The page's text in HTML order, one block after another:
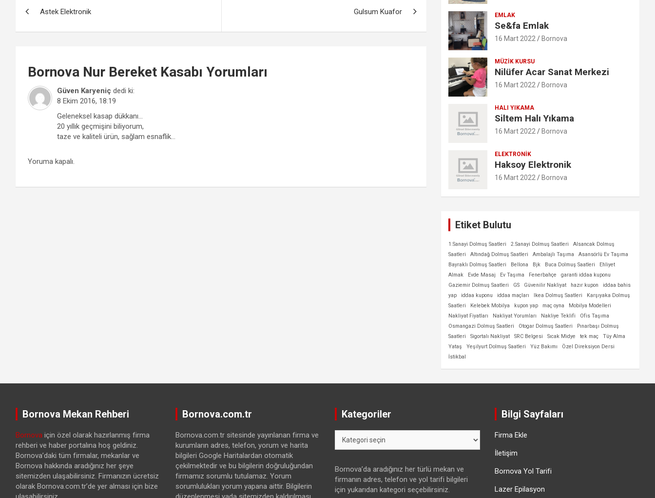
Astek Elektronik Gulsum Kuafor
Bornova Nur Bereket Kasabı Yorumları
Güven Karyeniç dedi ki:
8 Ekim 2016, 18:19
Geleneksel kasap dükkanı…
20 yıllık geçmişini biliyorum,
taze ve kaliteli ürün, sağlam esnaflik…
Yoruma kapalı.
EMLAK
Se&fa Emlak
16 Mart 2022 Bornova
MÜZIK KURSU
Nilüfer Acar Sanat Merkezi
16 Mart 2022 Bornova
HALI YIKAMA
Siltem Halı Yıkama
16 Mart 2022 Bornova
ELEKTRONIK
Haksoy Elektronik
16 Mart 2022 Bornova
Etiket Bulutu
1.Sanayi Dolmuş Saatleri 2.Sanayi Dolmuş Saatleri
Alsancak Dolmuş
Saatleri
Altındağ Dolmuş Saatleri Ambalajlı Taşıma
Asansörlü Ev Taşıma
Bayraklı Dolmuş Saatleri
Bellona Bjk Buca Dolmuş Saatleri
Ehliyet
Almak
Evde Masaj Ev Taşıma Fenerbahçe
garanti iddaa kuponu
Gaziemir Dolmuş Saatleri
GS Güvenilir Nakliyat hazır kupon
iddaa bahis
yap
iddaa kuponu iddaa maçları Ikea Dolmuş Saatleri
Karşıyaka Dolmuş
Saatleri
Kelebek Mobilya kupon yap maç oyna
Mobilya Modelleri
Nakliyat Fiyatları
Nakliyat Yorumları Nakliye Teklifi
Ofis Taşıma
Osmangazi Dolmuş Saatleri
Otogar Dolmuş Saatleri
Pınarbaşı Dolmuş
Saatleri
Sigortalı Nakliyat SRC Belgesi Sıcak Midye tek maç
Tüy Alma
Yataş
Yeşilyurt Dolmuş Saatleri Yüz Bakımı
Özel Direksiyon Dersi
İstikbal
Bornova Mekan Rehberi
Bornova için özel olarak hazırlanmış firma
rehberi ve haber portalına hoş geldiniz.
Bornova’daki tüm firmalar, mekanlar ve
Bornova hakkında aradığınız her şeye
sitemizden ulaşabilirsiniz. Firmanızın ücretsiz
olarak Bornova.com.tr’de yer alması için bize
Bornova.com.tr
Bornova.com.tr sitesinde yayınlanan firma ve
kurumların adres, telefon, yorum ve harita
bilgileri Google Haritalardan otomatik
çekilmektedir ve bu bilgilerin doğruluğundan
firmamız sorumlu tutulamaz. Yorum
sorumlulukları yorum yapana aittir. Bilgilerin
Kategoriler
Bornova’da aradığınız her türlü mekan ve
firmanın adres, telefon ve yol tarifi bilgileri
için yukarıdan kategori seçebilirsiniz.
Bilgi Sayfaları
Firma Ekle
İletişim
Bornova Yol Tarifi
Lazer Epilasyon